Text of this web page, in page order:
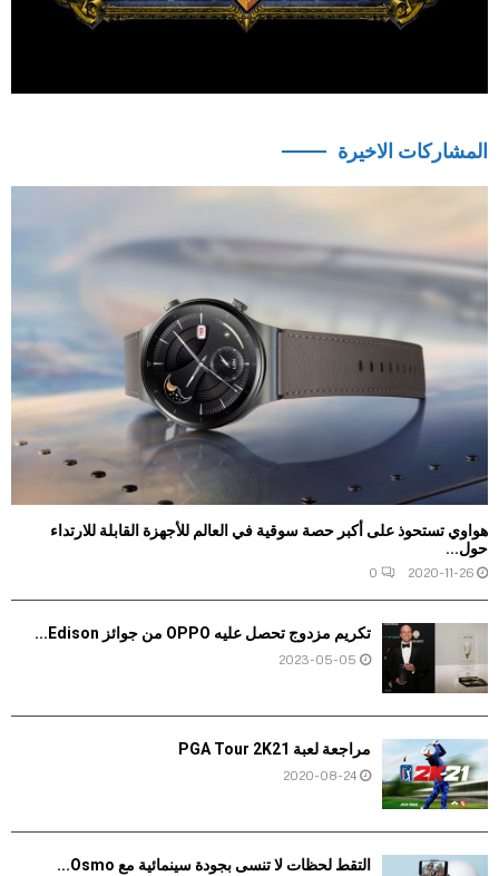
المشاركات الاخيرة
هواوي تستحوذ على أكبر حصة سوقية في العالم للأجهزة القابلة للارتداء
حول...
2020-11-26
0
تكريم مزدوج تحصل عليه OPPO من جوائز Edison...
2023-05-05
مراجعة لعبة PGA Tour 2K21
2020-08-24
التقط لحظات لا تنسى بجودة سينمائية مع Osmo...